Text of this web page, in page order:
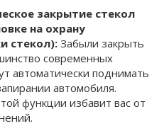
закрытие стекол
на охрану
стекол): Забыли закрыть
современных
автоматически поднимать
автомобиля.
функции избавит вас от